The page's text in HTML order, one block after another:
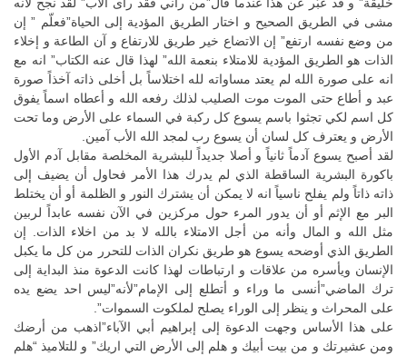
مشى في الطريق الصحيح و اختار الطريق المؤدية إلى الحياة”فعلّم ” إن
من وضع نفسه ارتفع” إن الاتضاع خير طريق للارتفاع و آن الطاعة و إخلاء
الذات هو الطريق المؤدية للامتلاء بنعمة الله” لهذا قال عنه الكتاب” انه مع
انه على صورة الله لم يعتد مساواته لله اختلاساً بل أخلى ذاته آخذاً صورة
عبد و أطاع حتى الموت موت الصليب لذلك رفعه الله و أعطاه اسماً يفوق
كل اسم لكي تجثوا باسم يسوع كل ركبة في السماء على الأرض وما تحت
الأرض و يعترف كل لسان أن يسوع رب لمجد الله الأب آمين.
لقد أصبح يسوع آدماً ثانياً و أصلا جديداً للبشرية المخلصة مقابل آدم الأول
باكورة البشرية الساقطة الذي لم يدرك هذا الأمر فحاول أن يضيف إلى
ذاته ذاتاً ولم يفلح ناسياً انه لا يمكن أن يشترك النور و الظلمة أو أن يختلط
البر مع الإثم أو أن يدور المرء حول مركزين في الآن نفسه عابداً لربين
مثل الله و المال وأنه من أجل الامتلاء بالله لا بد من اخلاء الذات. إن
الطريق الذي أوضحه يسوع هو طريق نكران الذات للتحرر من كل ما يكبل
الإنسان ويأسره من علاقات و ارتباطات لهذا كانت الدعوة منذ البداية إلى
ترك الماضي”أنسى ما وراء و أتطلع إلى الإمام”لأنه”ليس احد يضع يده
على المحراث و ينظر إلى الوراء يصلح لملكوت السموات”.
على هذا الأساس وجهت الدعوة إلى إبراهيم أبي الآباء”اذهب من أرضك
ومن عشيرتك و من بيت أبيك و هلم إلى الأرض التي اريك” و للتلاميذ “هلم